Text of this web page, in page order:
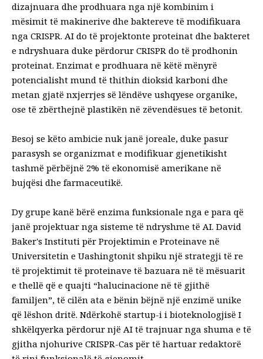
dizajnuara dhe prodhuara nga një kombinim i
mësimit të makinerive dhe baktereve të modifikuara
nga CRISPR. AI do të projektonte proteinat dhe bakteret
e ndryshuara duke përdorur CRISPR do të prodhonin
proteinat. Enzimat e prodhuara në këtë mënyrë
potencialisht mund të thithin dioksid karboni dhe
metan gjatë nxjerrjes së lëndëve ushqyese organike,
ose të zbërthejnë plastikën në zëvendësues të betonit.
Besoj se këto ambicie nuk janë joreale, duke pasur
parasysh se organizmat e modifikuar gjenetikisht
tashmë përbëjnë 2% të ekonomisë amerikane në
bujqësi dhe farmaceutikë.
Dy grupe kanë bërë enzima funksionale nga e para që
janë projektuar nga sisteme të ndryshme të AI. David
Baker's Instituti për Projektimin e Proteinave në
Universitetin e Uashingtonit shpiku një strategji të re
të projektimit të proteinave të bazuara në të mësuarit
e thellë që e quajti “halucinacione në të gjithë
familjen”, të cilën ata e bënin bëjnë një enzimë unike
që lëshon dritë. Ndërkohë startup-i i bioteknologjisë I
shkëlqyerka përdorur një AI të trajnuar nga shuma e të
gjitha njohurive CRISPR-Cas për të hartuar redaktorë